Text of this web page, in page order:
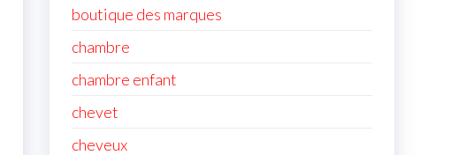
boutique des marques
chambre
chambre enfant
chevet
cheveux